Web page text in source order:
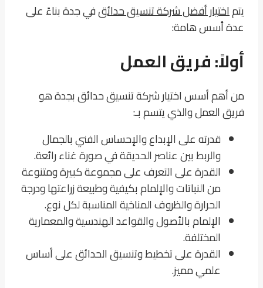
يتماختيار أفضل شركة تنسيق حدائقفي جدة بناءً على
عدة أسس هامة:
أولاً: فريق العمل
من أهم أسس اختيار شركة تنسيق حدائق بجدة هو
فريق العمل والذي يتسم بـ:
قدرته على الإبداع والإحساس الفني بالجمال
والربط بين عناصر الحديقة في صورة غناء رائعة.
القدرة على التعرف على مجموعة كبيرة ومتنوعة
من النباتات والإلمام بكيفية وطبيعة زراعتها ودرجة
الحرارة والظروف المناخية المناسبة لكل نوع.
الإلمام بالأصول والقواعد الهندسية والمعمارية
المختلفة.
القدرة على تخطيط وتنسيق الحدائق على أساس
علمي مميز.